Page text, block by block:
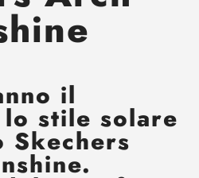
il
stile solare
Skechers